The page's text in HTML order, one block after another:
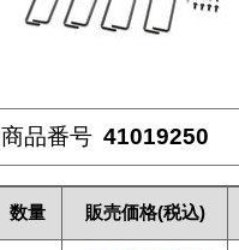
商品番号 41019250
数量 販売価格(税込)